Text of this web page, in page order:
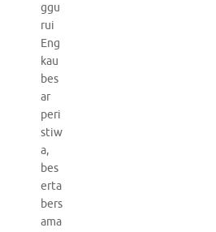
ggu
rui
Eng
kau
bes
ar
peri
stiw
a,
bes
erta
bers
ama